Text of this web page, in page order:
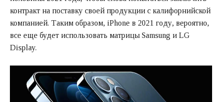
контракт на поставку своей продукции с калифорнийской
компанией. Таким образом, iPhone в 2021 году, вероятно,
все еще будет использовать матрицы Samsung и LG
Display.